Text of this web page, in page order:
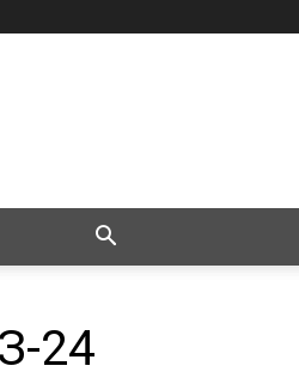
24